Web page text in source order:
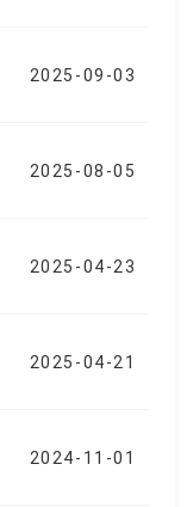
2025-09-03
2025-08-05
2025-04-23
2025-04-21
2024-11-01